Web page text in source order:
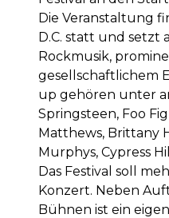
Die Veranstaltung
D.C. statt und setzt
Rockmusik,
gesellschaftlichem
up gehören unter
Springsteen, Foo
Matthews, Brittany
Murphys, Cypress
Das Festival soll
Konzert. Neben
Bühnen ist ein